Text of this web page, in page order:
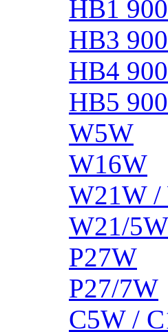
HB1
HB3
HB4
HB5
W5W
W16W
W21W
W21/5W
P27W
P27/7W
C5W /